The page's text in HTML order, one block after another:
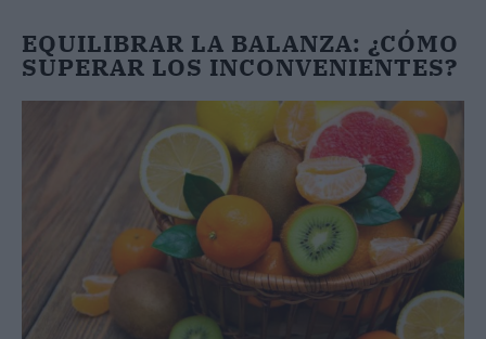
EQUILIBRAR LA BALANZA: ¿CÓMO
SUPERAR LOS INCONVENIENTES?